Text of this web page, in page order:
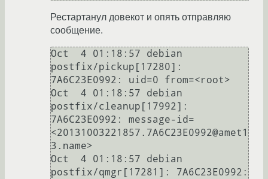
Рестартанул довекот и опять отправляю
сообщение.
Oct  4 01:18:57 debian
postfix/pickup[17280]:
7A6C23E0992: uid=0 from=<root>
Oct  4 01:18:57 debian
postfix/cleanup[17992]:
7A6C23E0992: message-id=
<20131003221857.7A6C23E0992@amet1
3.name>
Oct  4 01:18:57 debian
postfix/qmgr[17281]: 7A6C23E0992: